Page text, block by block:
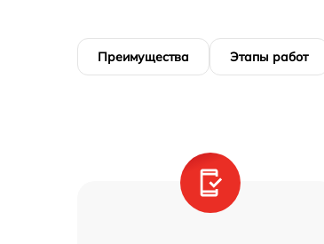
Преимущества Этапы работ